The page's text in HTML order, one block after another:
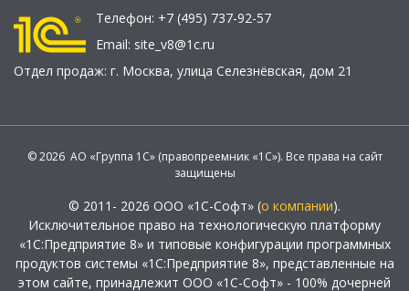
Телефон: +7 (495) 737-92-57
Email: site_v8@1c.ru
Отдел продаж: г. Москва, улица Селезнёвская, дом 21
© 2026 АО «Группа 1С» (правопреемник «1С»). Все права на сайт
защищены
© 2011- 2026 ООО «1С-Софт» (о компании).
Исключительное право на технологическую платформу
«1С:Предприятие 8» и типовые конфигурации программных
продуктов системы «1С:Предприятие 8», представленные на
этом сайте, принадлежит ООО «1С-Софт» - 100% дочерней